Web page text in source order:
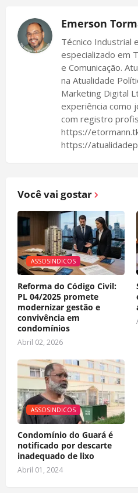
Emerson
Técnico Industrial
especializado em
e Comunicação.
na Atualidade
Marketing Digital
experiência como
com registro
https://
https://
Você vai gostar
ASSOSINDICOS
Reforma do Código Civil:
PL 04/2025 promete
modernizar gestão e
convivência em
condomínios
Abril 02, 2026
ASSOSINDICOS
Condomínio do Guará é
notificado por descarte
inadequado de lixo
Abril 01, 2024